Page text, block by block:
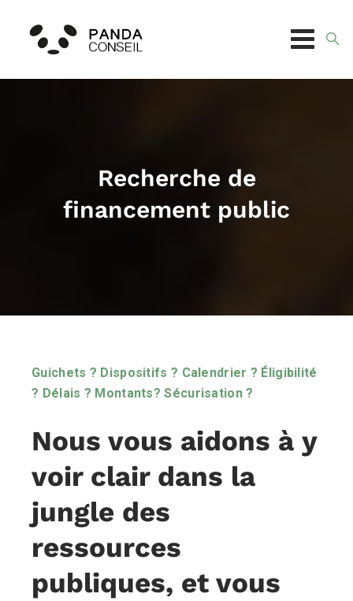
content
Recherche de
financement public
Guichets ? Dispositifs ? Calendrier ? Éligibilité
? Délais ? Montants? Sécurisation ?
Nous vous aidons à y
voir clair dans la
jungle des
ressources
publiques, et vous